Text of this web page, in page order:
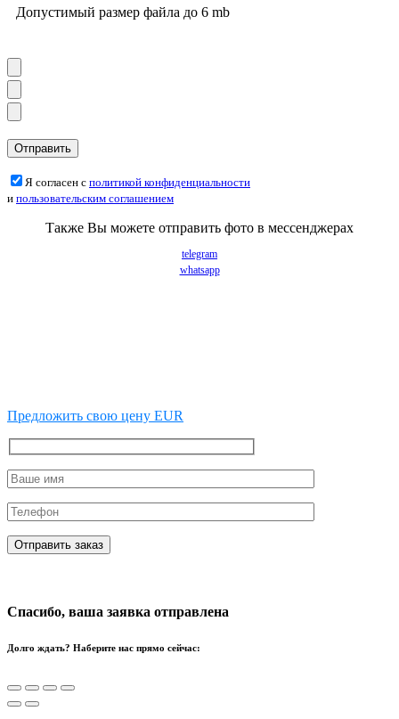
Допустимый размер файла до 6 mb
Я согласен с политикой конфиденциальности
и пользовательским соглашением
Также Вы можете отправить фото в мессенджерах
telegram
whatsapp
Предложить свою цену EUR
Спасибо, ваша заявка отправлена
Долго ждать? Наберите нас прямо сейчас: